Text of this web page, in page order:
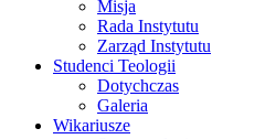
Misja
Rada Instytutu
Zarząd Instytutu
Studenci Teologii
Dotychczas
Galeria
Wikariusze